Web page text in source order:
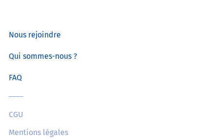
Nous rejoindre
Qui sommes-nous ?
FAQ
CGU
Mentions légales